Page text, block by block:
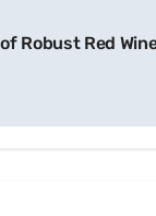
Robust Red